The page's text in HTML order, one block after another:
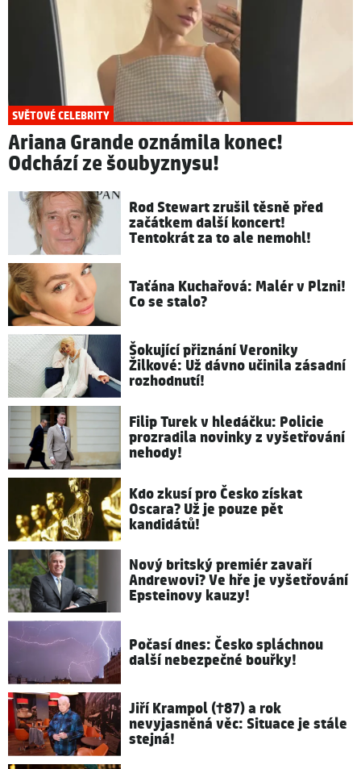
SVĚTOVÉ CELEBRITY
Ariana Grande oznámila konec!
Odchází ze šoubyznysu!
Rod Stewart zrušil těsně před
začátkem další koncert!
Tentokrát za to ale nemohl!
Taťána Kuchařová: Malér v Plzni!
Co se stalo?
Šokující přiznání Veroniky
Žilkové: Už dávno učinila zásadní
rozhodnutí!
Filip Turek v hledáčku: Policie
prozradila novinky z vyšetřování
nehody!
Kdo zkusí pro Česko získat
Oscara? Už je pouze pět
kandidátů!
Nový britský premiér zavaří
Andrewovi? Ve hře je vyšetřování
Epsteinovy kauzy!
Počasí dnes: Česko spláchnou
další nebezpečné bouřky!
Jiří Krampol (†87) a rok
nevyjasněná věc: Situace je stále
stejná!